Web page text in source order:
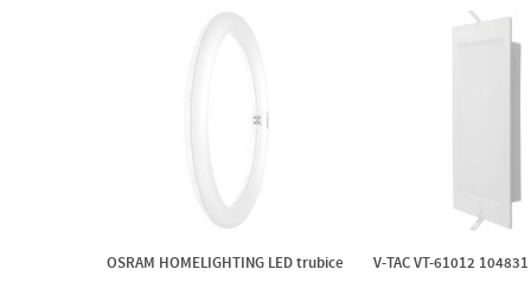
OSRAM HOMELIGHTING LED trubice
V-TAC VT-61012